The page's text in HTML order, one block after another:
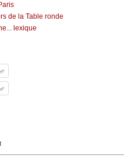
de la Table ronde
lexique